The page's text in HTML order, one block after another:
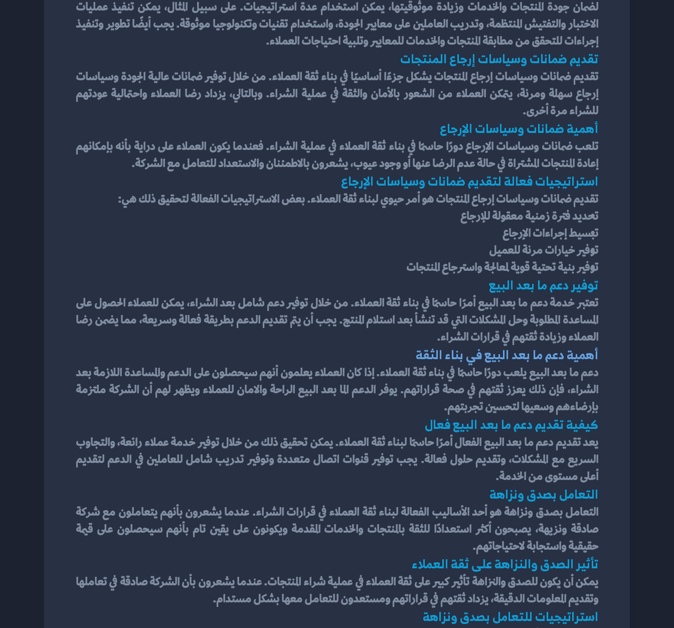
إجراءات للتحقق من مطابقة المنتجات والخدمات للمعايير وتلبية احتياجات العملاء.
تقديم ضمانات وسياسات إرجاع المنتجات
للشراء مرة أخرى.
أهمية ضمانات وسياسات الإرجاع
إعادة المنتجات المشتراة في حالة عدم الرضا عنها أو وجود عيوب، يشعرون بالاطمئنان والاستعداد للتعامل مع الشركة.
استراتيجيات فعالة لتقديم ضمانات وسياسات الإرجاع
تقديم ضمانات وسياسات إرجاع المنتجات هو أمر حيوي لبناء ثقة العملاء. بعض الاستراتيجيات الفعالة لتحقيق ذلك هي:
تحديد فترة زمنية معقولة للإرجاع
تبسيط إجراءات الإرجاع
توفير خيارات مرنة للعميل
توفير بنية تحتية قوية لمعالجة واسترجاع المنتجات
توفير دعم ما بعد البيع
العملاء وزيادة ثقتهم في قرارات الشراء.
أهمية دعم ما بعد البيع في بناء الثقة
بإرضاءهم وسعيها لتحسين تجربتهم.
كيفية تقديم دعم ما بعد البيع فعال
أعلى مستوى من الخدمة.
التعامل بصدق ونزاهة
حقيقية واستجابة لاحتياجاتهم.
تأثير الصدق والنزاهة على ثقة العملاء
وتقديم المعلومات الدقيقة، يزداد ثقتهم في قراراتهم ومستعدون للتعامل معها بشكل مستدام.
استراتيجيات للتعامل بصدق ونزاهة